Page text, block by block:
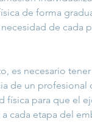
de forma
necesidad de cada
es necesario
de un profesional
física para que el
cada etapa del